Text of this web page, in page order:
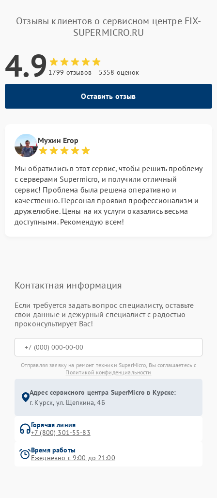
Отзывы клиентов о сервисном центре FIX-
SUPERMICRO.RU
4.9 1799 отзывов 5358 оценок
Оставить отзыв
Мухин Егор
Мы обратились в этот сервис, чтобы решить проблему
с серверами Supermicro, и получили отличный
сервис! Проблема была решена оперативно и
качественно. Персонал проявил профессионализм и
дружелюбие. Цены на их услуги оказались весьма
доступными. Рекомендую всем!
Контактная информация
Если требуется задать вопрос специалисту, оставьте
свои данные и дежурный специалист с радостью
проконсультирует Вас!
Отправляя заявку на ремонт техники SuperMicro, Вы соглашаетесь с
Политикой конфиденциальности
Адрес сервисного центра SuperMicro в Курске:
г. Курск, ул. Щепкина, 4Б
Горячая линия
+7 (800) 301-55-83
Время работы
Ежедневно с 9:00 до 21:00